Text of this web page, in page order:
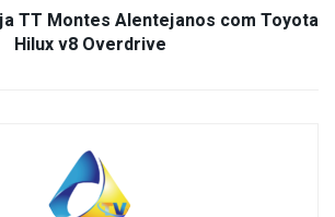
TT Montes Alentejanos com Toyota
Hilux v8 Overdrive